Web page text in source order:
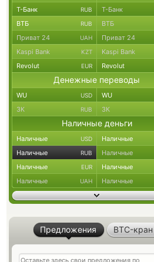
Т-Банк RUB Т-Банк
ВТБ RUB ВТБ
Приват 24 UAH Приват 24
Kaspi Bank KZT Kaspi Bank
Revolut EUR Revolut
Денежные переводы
WU USD WU
ЗК RUB ЗК
Наличные деньги
Наличные USD Наличные
Наличные RUB Наличные
Наличные EUR Наличные
Наличные UAH Наличные
Предложения BTC-кран